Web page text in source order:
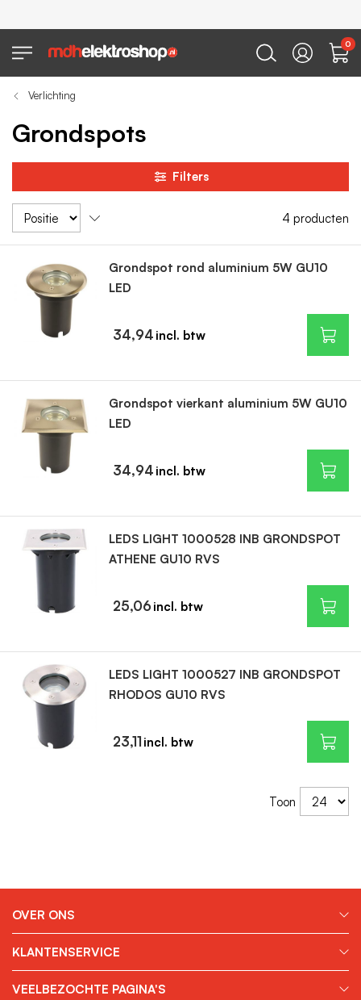
0
Verlichting
Grondspots
Filters
4 producten
Grondspot rond aluminium 5W GU10
LED
34,94
Grondspot vierkant aluminium 5W GU10
LED
34,94
LEDS LIGHT 1000528 INB GRONDSPOT
ATHENE GU10 RVS
25,06
LEDS LIGHT 1000527 INB GRONDSPOT
RHODOS GU10 RVS
23,11
Toon
OVER ONS
KLANTENSERVICE
VEELBEZOCHTE PAGINA'S